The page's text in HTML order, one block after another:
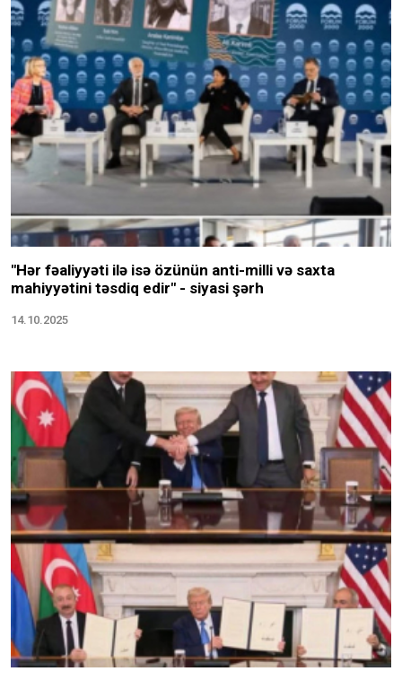
"Hər fəaliyyəti ilə isə özünün anti-milli və saxta
mahiyyətini təsdiq edir" - siyasi şərh
14.10.2025